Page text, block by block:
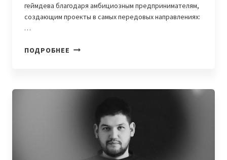
геймдева благодаря амбициозным предпринимателям,
создающим проекты в самых передовых направлениях:
…
ПОДРОБНЕЕ 8